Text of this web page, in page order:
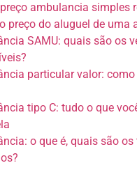
ambulancia simples
preço do aluguel de uma
SAMU: quais são os
particular valor:
tipo C: tudo o que
o que é, quais são